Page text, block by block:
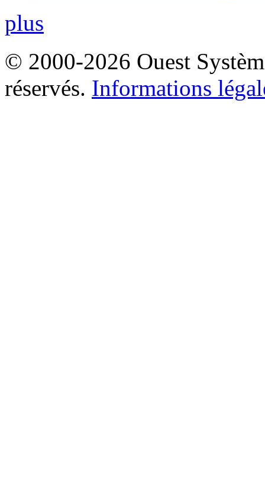
plus
© 2000-2026 Ouest
réservés. Informations